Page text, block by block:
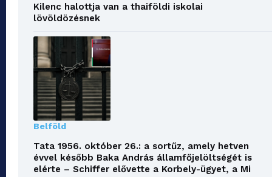
Kilenc halottja van a thaiföldi iskolai
lövöldözésnek
Belföld
Tata 1956. október 26.: a sortűz, amely hetven
évvel később Baka András államfőjelöltségét is
elérte – Schiffer elővette a Korbely-ügyet, a Mi